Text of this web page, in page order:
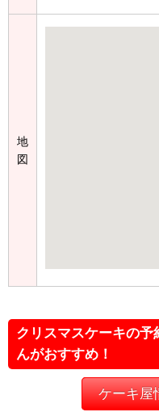
地
図
クリスマスケーキの予
んがおすすめ！
ケーキ屋